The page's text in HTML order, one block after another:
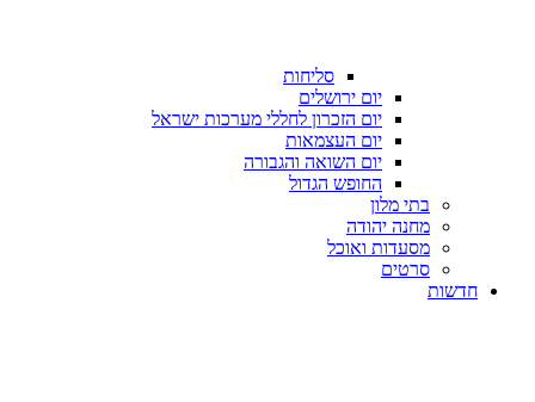
סליחות
יום ירושלים
יום הזכרון לחללי מערכות ישראל
יום העצמאות
יום השואה והגבורה
החופש הגדול
בתי מלון
מחנה יהודה
מסעדות ואוכל
סרטים
חדשות